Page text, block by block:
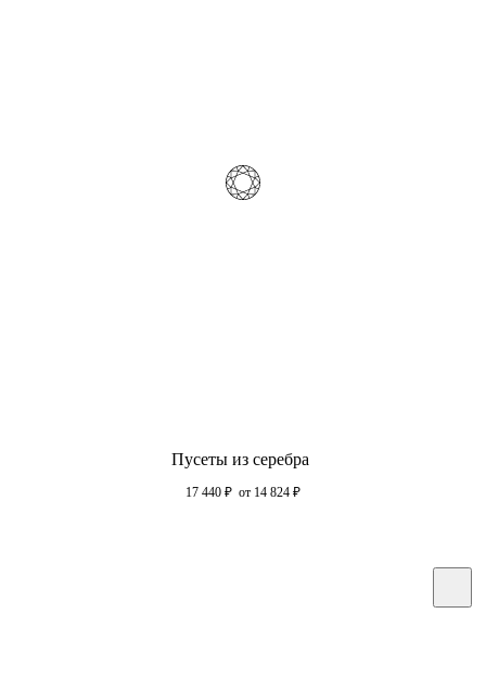
Пусеты из серебра
17 440 ₽ от 14 824 ₽